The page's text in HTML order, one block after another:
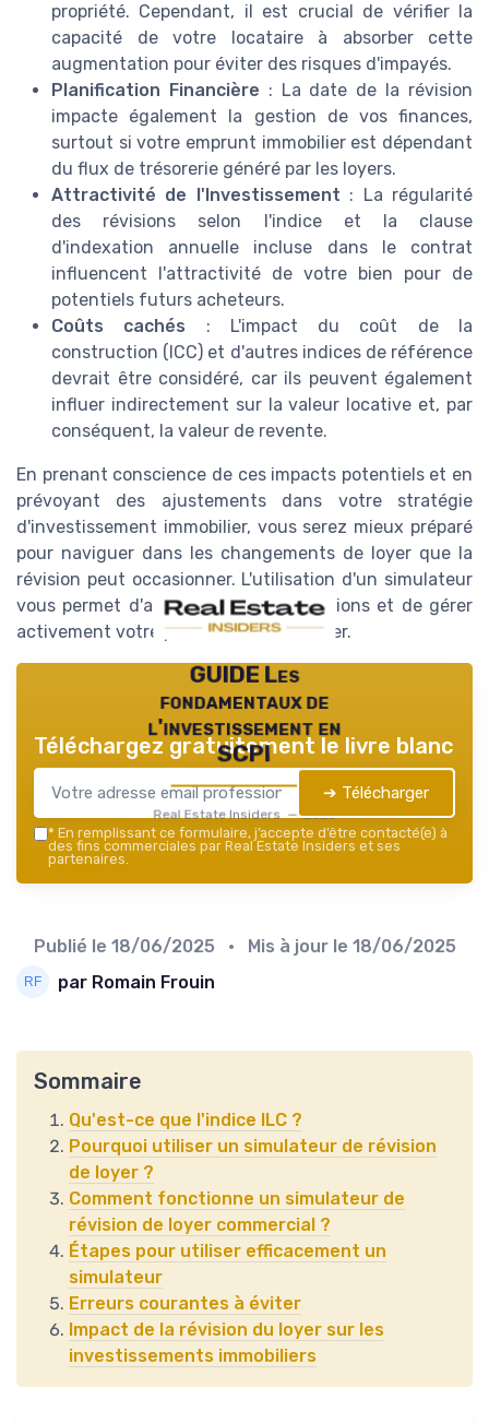
propriété. Cependant, il est crucial de vérifier la
capacité de votre locataire à absorber cette
augmentation pour éviter des risques d'impayés.
Planification Financière : La date de la révision
impacte également la gestion de vos finances,
surtout si votre emprunt immobilier est dépendant
du flux de trésorerie généré par les loyers.
Attractivité de l'Investissement : La régularité
des révisions selon l'indice et la clause
d'indexation annuelle incluse dans le contrat
influencent l'attractivité de votre bien pour de
potentiels futurs acheteurs.
Coûts cachés : L'impact du coût de la
construction (ICC) et d'autres indices de référence
devrait être considéré, car ils peuvent également
influer indirectement sur la valeur locative et, par
conséquent, la valeur de revente.
En prenant conscience de ces impacts potentiels et en
prévoyant des ajustements dans votre stratégie
d'investissement immobilier, vous serez mieux préparé
pour naviguer dans les changements de loyer que la
révision peut occasionner. L'utilisation d'un simulateur
vous permet d'anticiper ces modifications et de gérer
activement votre portefeuille immobilier.
GUIDE Les
fondamentaux de
l'investissement en
SCPI
Real Estate Insiders — 2026
Téléchargez gratuitement le livre blanc
➔ Télécharger
* En remplissant ce formulaire, j’accepte d’être contacté(e) à
des fins commerciales par Real Estate Insiders et ses
partenaires.
Publié le 18/06/2025 • Mis à jour le 18/06/2025
par Romain Frouin
Sommaire
Qu'est-ce que l'indice ILC ?
Pourquoi utiliser un simulateur de révision
de loyer ?
Comment fonctionne un simulateur de
révision de loyer commercial ?
Étapes pour utiliser efficacement un
simulateur
Erreurs courantes à éviter
Impact de la révision du loyer sur les
investissements immobiliers